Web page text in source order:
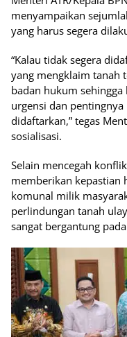
menyampaikan
yang harus segera
“Kalau tidak segera
yang mengklaim tanah
badan hukum
urgensi dan
didaftarkan,” tegas
sosialisasi.
Selain mencegah
memberikan kepastian
komunal milik
perlindungan tanah
sangat bergantung